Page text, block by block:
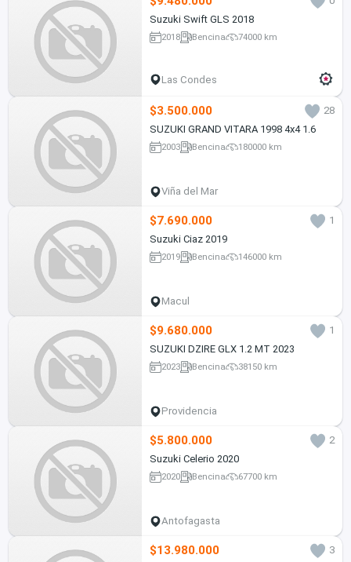
Suzuki Swift GLS 2018
2018 Bencina 74000 km
Las Condes
$3.500.000
28
SUZUKI GRAND VITARA 1998 4x4 1.6
2003 Bencina 180000 km
Viña del Mar
$7.690.000
1
Suzuki Ciaz 2019
2019 Bencina 146000 km
Macul
$9.680.000
1
SUZUKI DZIRE GLX 1.2 MT 2023
2023 Bencina 38150 km
Providencia
$5.800.000
2
Suzuki Celerio 2020
2020 Bencina 67700 km
Antofagasta
$13.980.000
3